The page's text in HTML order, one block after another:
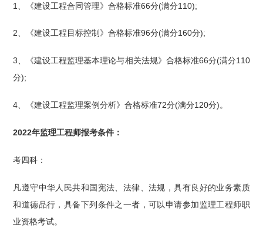
1、《建设工程合同管理》合格标准66分(满分110);
2、《建设工程目标控制》合格标准96分(满分160分);
3、《建设工程监理基本理论与相关法规》合格标准66分(满分110
分);
4、《建设工程监理案例分析》合格标准72分(满分120分)。
2022年监理工程师报考条件：
考四科：
凡遵守中华人民共和国宪法、法律、法规，具有良好的业务素质
和道德品行，具备下列条件之一者，可以申请参加监理工程师职
业资格考试。